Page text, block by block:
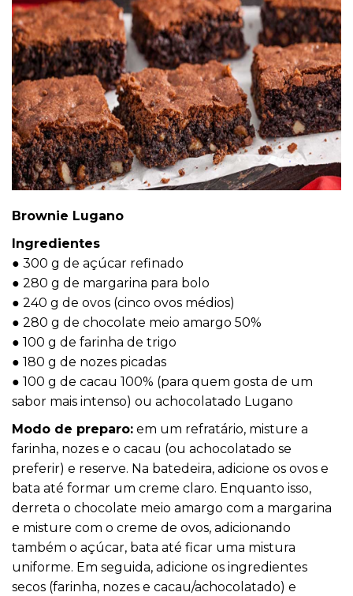
Brownie Lugano
Ingredientes
● 300 g de açúcar refinado
● 280 g de margarina para bolo
● 240 g de ovos (cinco ovos médios)
● 280 g de chocolate meio amargo 50%
● 100 g de farinha de trigo
● 180 g de nozes picadas
● 100 g de cacau 100% (para quem gosta de um
sabor mais intenso) ou achocolatado Lugano
Modo de preparo: em um refratário, misture a
farinha, nozes e o cacau (ou achocolatado se
preferir) e reserve. Na batedeira, adicione os ovos e
bata até formar um creme claro. Enquanto isso,
derreta o chocolate meio amargo com a margarina
e misture com o creme de ovos, adicionando
também o açúcar, bata até ficar uma mistura
uniforme. Em seguida, adicione os ingredientes
secos (farinha, nozes e cacau/achocolatado) e